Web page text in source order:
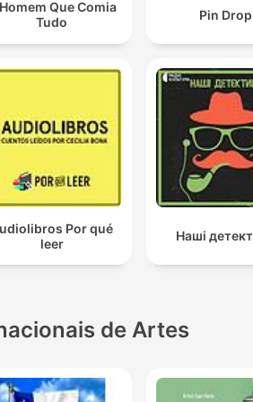
Que Comia
Tudo
Pin Drop
Por qué
leer
Наші
de Artes